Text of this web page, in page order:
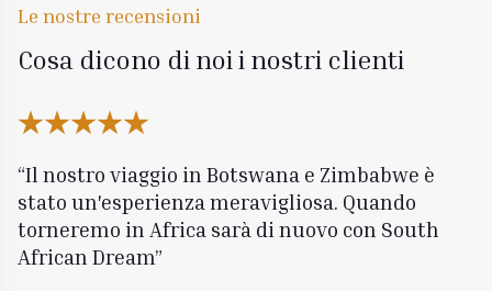
Le nostre recensioni
Cosa dicono di noi i nostri clienti
Il nostro viaggio in Botswana e Zimbabwe è
stato un'esperienza meravigliosa. Quando
torneremo in Africa sarà di nuovo con South
African Dream